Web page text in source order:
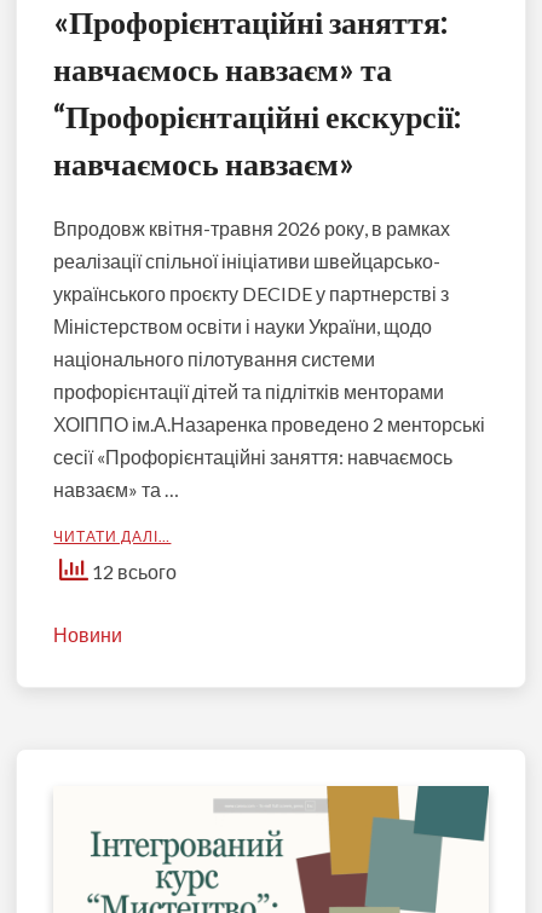
«Профорієнтаційні заняття:
навчаємось навзаєм» та
“Профорієнтаційні екскурсії:
навчаємось навзаєм»
Впродовж квітня-травня 2026 року, в рамках
реалізації спільної ініціативи швейцарсько-
українського проєкту DECIDE у партнерстві з
Міністерством освіти і науки України, щодо
національного пілотування системи
профорієнтації дітей та підлітків менторами
ХОІППО ім.А.Назаренка проведено 2 менторські
сесії «Профорієнтаційні заняття: навчаємось
навзаєм» та …
ЧИТАТИ ДАЛІ…
12 всього
Новини